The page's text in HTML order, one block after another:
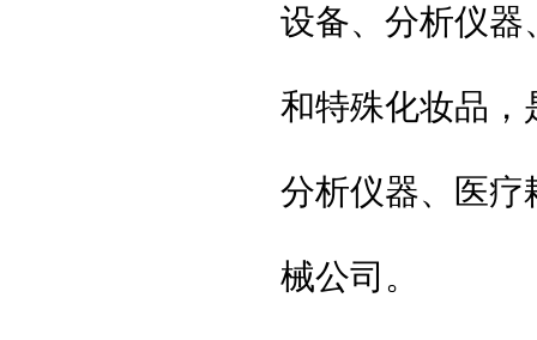
设备、分析仪器
和特殊化妆品，
分析仪器、医疗
械公司。